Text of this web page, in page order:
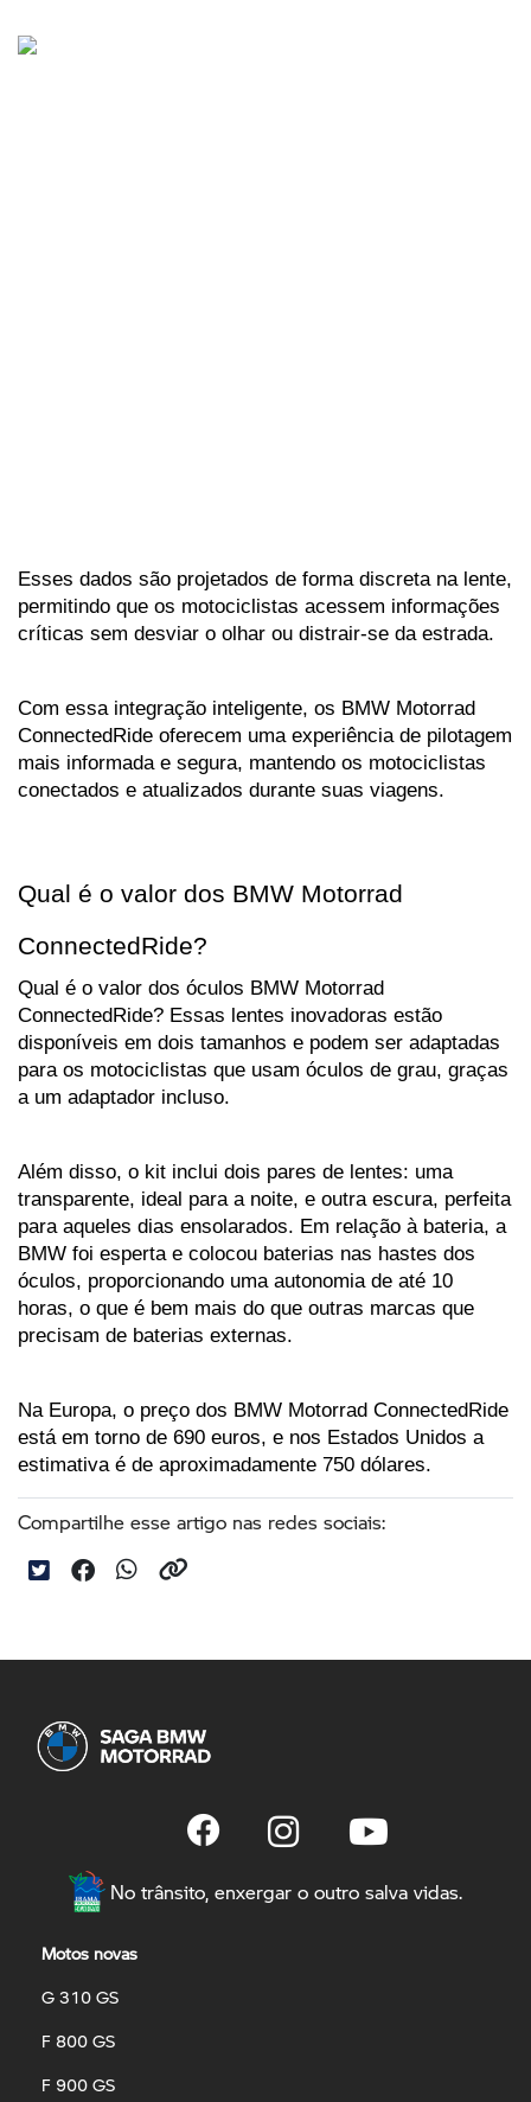
Esses dados são projetados de forma discreta na lente,
permitindo que os motociclistas acessem informações
críticas sem desviar o olhar ou distrair-se da estrada.
Com essa integração inteligente, os BMW Motorrad
ConnectedRide oferecem uma experiência de pilotagem
mais informada e segura, mantendo os motociclistas
conectados e atualizados durante suas viagens.
Qual é o valor dos BMW Motorrad
ConnectedRide?
Qual é o valor dos óculos BMW Motorrad
ConnectedRide? Essas lentes inovadoras estão
disponíveis em dois tamanhos e podem ser adaptadas
para os motociclistas que usam óculos de grau, graças
a um adaptador incluso.
Além disso, o kit inclui dois pares de lentes: uma
transparente, ideal para a noite, e outra escura, perfeita
para aqueles dias ensolarados. Em relação à bateria, a
BMW foi esperta e colocou baterias nas hastes dos
óculos, proporcionando uma autonomia de até 10
horas, o que é bem mais do que outras marcas que
precisam de baterias externas.
Na Europa, o preço dos BMW Motorrad ConnectedRide
está em torno de 690 euros, e nos Estados Unidos a
estimativa é de aproximadamente 750 dólares.
Compartilhe esse artigo nas redes sociais:
No trânsito, enxergar o outro salva vidas.
Motos novas
G 310 GS
F 800 GS
F 900 GS